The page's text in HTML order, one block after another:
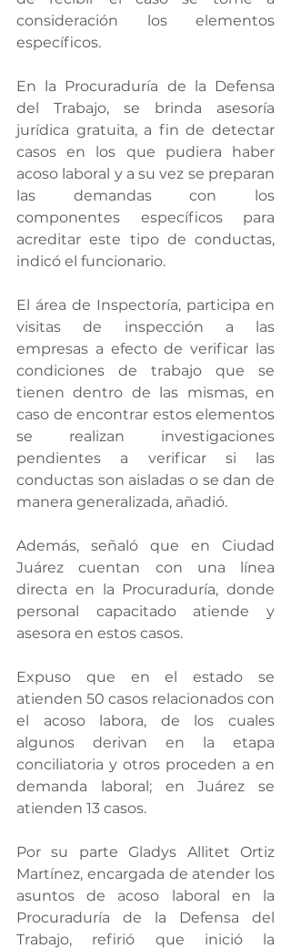
consideración los elementos
específicos.
En la Procuraduría de la Defensa
del Trabajo, se brinda asesoría
jurídica gratuita, a fin de detectar
casos en los que pudiera haber
acoso laboral y a su vez se preparan
las demandas con los
componentes específicos para
acreditar este tipo de conductas,
indicó el funcionario.
El área de Inspectoría, participa en
visitas de inspección a las
empresas a efecto de verificar las
condiciones de trabajo que se
tienen dentro de las mismas, en
caso de encontrar estos elementos
se realizan investigaciones
pendientes a verificar si las
conductas son aisladas o se dan de
manera generalizada, añadió.
Además, señaló que en Ciudad
Juárez cuentan con una línea
directa en la Procuraduría, donde
personal capacitado atiende y
asesora en estos casos.
Expuso que en el estado se
atienden 50 casos relacionados con
el acoso labora, de los cuales
algunos derivan en la etapa
conciliatoria y otros proceden a en
demanda laboral; en Juárez se
atienden 13 casos.
Por su parte Gladys Allitet Ortiz
Martínez, encargada de atender los
asuntos de acoso laboral en la
Procuraduría de la Defensa del
Trabajo, refirió que inició la